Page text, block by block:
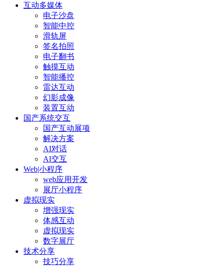
互动多媒体
电子沙盘
智能中控
滑轨屏
签名拍照
电子翻书
触摸互动
智能播控
雷达互动
幻影成像
装置互动
国产系统交互
国产互动展项
解决方案
AI对话
AI交互
Web|小程序
web应用开发
展厅小程序
虚拟现实
增强现实
体感互动
虚拟现实
数字展厅
技术分享
技巧分享